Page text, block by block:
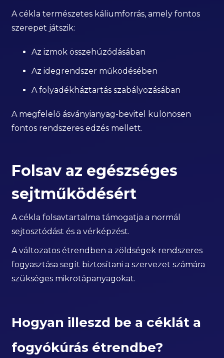
A cékla természetes káliumforrás, amely fontos
szerepet játszik:
Az izmok összehúzódásában
Az idegrendszer működésében
A folyadékháztartás szabályozásában
A megfelelő ásványianyag-bevitel különösen
fontos rendszeres edzés mellett.
Folsav az egészséges
sejtműködésért
A cékla folsavtartalma támogatja a normál
sejtosztódást és a vérképzést.
A változatos étrendben a zöldségek rendszeres
fogyasztása segít biztosítani a szervezet számára
szükséges mikrotápanyagokat.
Hogyan illeszd be a céklát a
fogyókúrás étrendbe?